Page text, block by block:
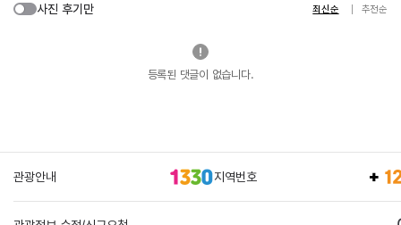
사진 후기만 최신순 추천순
등록된 댓글이 없습니다.
관광안내 지역번호